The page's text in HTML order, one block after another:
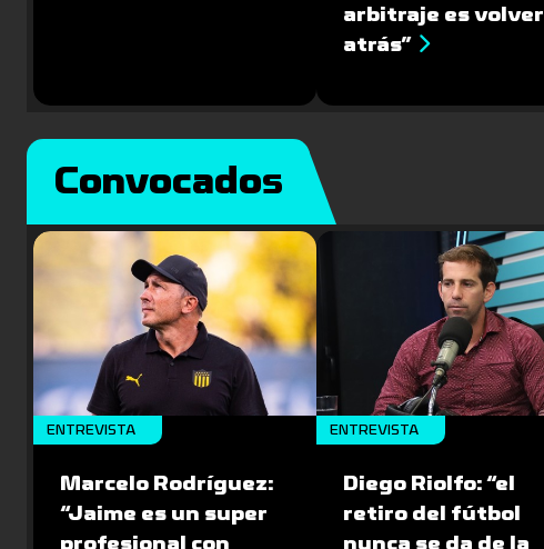
arbitraje es volver
atrás”
Convocados
ENTREVISTA
Marcelo Rodríguez:
“Jaime es un super
profesional con
ENTREVISTA
Diego Riolfo: “el
retiro del fútbol
nunca se da de la